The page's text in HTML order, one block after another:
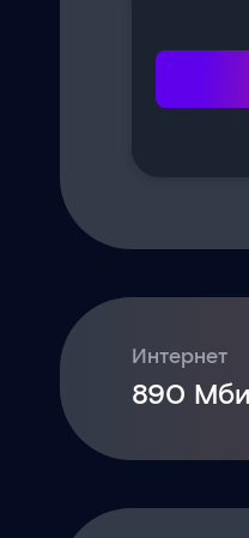
Интернет
890